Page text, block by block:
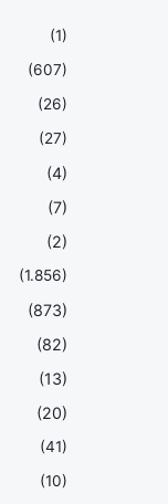
(1)
(607)
(26)
(27)
(4)
(7)
(2)
(1.856)
(873)
(82)
(13)
(20)
(41)
(10)